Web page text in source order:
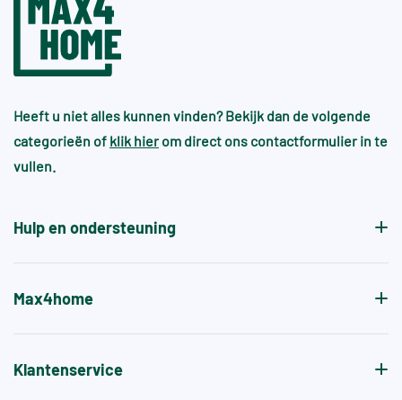
Heeft u niet alles kunnen vinden? Bekijk dan de volgende
categorieën of klik hier om direct ons contactformulier in te
vullen.
Hulp en ondersteuning
Max4home
Klantenservice